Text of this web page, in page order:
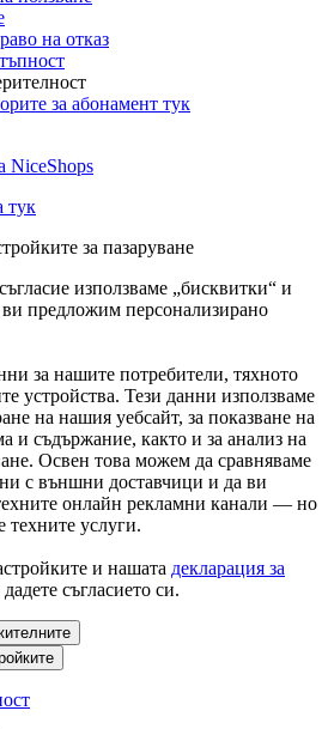
на отказ
за абонамент тук
NiceShops
тук
за пазаруване
използваме „бисквитки“ и
ви предложим персонализирано
за нашите потребители, тяхното
устройства. Тези данни използваме
на нашия уебсайт, за показване на
и съдържание, както и за анализ на
Освен това можем да сравняваме
с външни доставчици и да ви
онлайн рекламни канали — но
техните услуги.
и нашата декларация за
съгласието си.